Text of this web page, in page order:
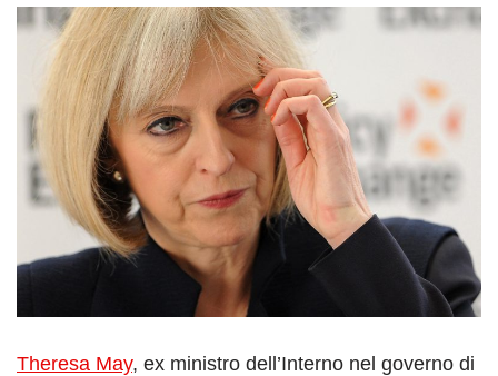
Theresa May, ex ministro dell’Interno nel governo di